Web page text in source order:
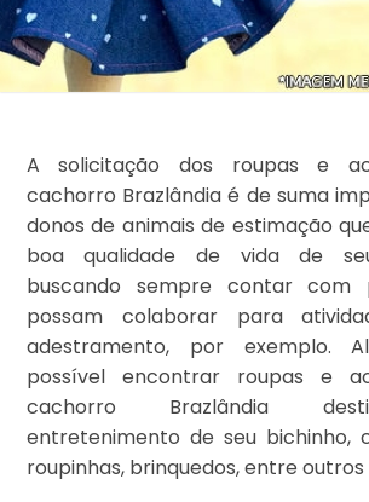
A solicitação dos roupas e
cachorro Brazlândia é de suma
donos de animais de estimação
boa qualidade de vida de
buscando sempre contar com
possam colaborar para
adestramento, por exemplo.
possível encontrar roupas e
cachorro Brazlândia
entretenimento de seu bichinho,
roupinhas, brinquedos, entre